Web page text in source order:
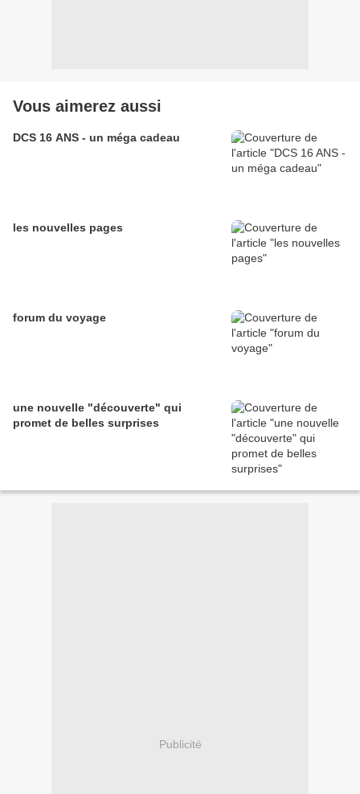
Vous aimerez aussi
DCS 16 ANS - un méga cadeau
les nouvelles pages
forum du voyage
une nouvelle "découverte" qui
promet de belles surprises
Publicité